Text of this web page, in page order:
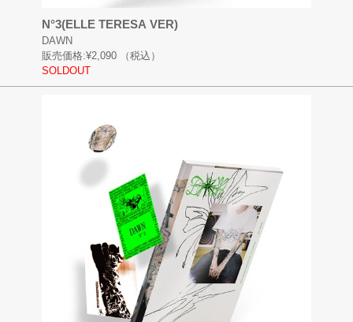
N°3(ELLE TERESA VER)
DAWN
販売価格:¥2,090
（税込）
SOLDOUT